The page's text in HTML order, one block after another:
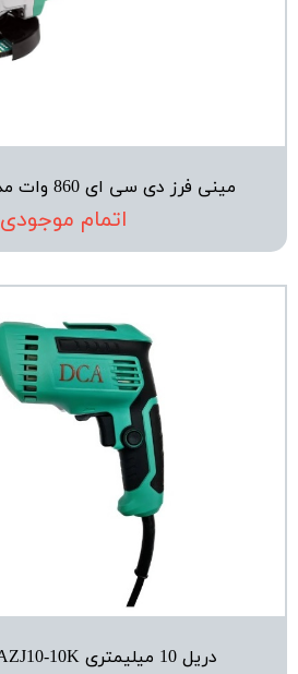
مینی فرز دی سی ای 860 وات مدل ASM18-115
اتمام موجودی
دریل 10 میلیمتری AZJ10-10K دی سی ای